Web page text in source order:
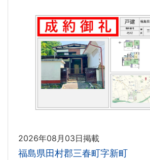
2026年08月03日掲載
福島県田村郡三春町字新町